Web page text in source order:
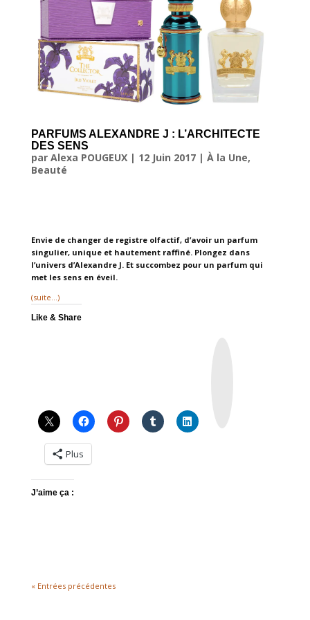
PARFUMS ALEXANDRE J : L’ARCHITECTE
DES SENS
par Alexa POUGEUX| 12 Juin 2017| À la Une,
Beauté
Envie de changer de registre olfactif, d’avoir un parfum
singulier, unique et hautement raffiné. Plongez dans
l’univers d’Alexandre J. Et succombez pour un parfum qui
met les sens en éveil.
(suite…)
Like & Share
Plus
J’aime ça :
« Entrées précédentes